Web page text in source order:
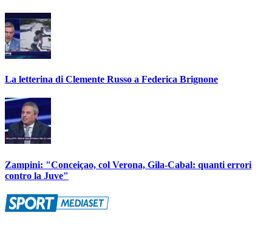
La letterina di Clemente Russo a Federica Brignone
Zampini: "Conceiçao, col Verona, Gila-Cabal: quanti errori
contro la Juve"